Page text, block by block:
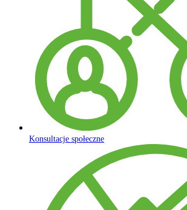
Konsultacje społeczne